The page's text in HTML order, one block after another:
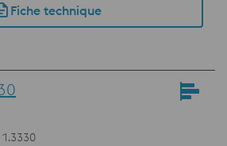
Fiche technique
1.3330